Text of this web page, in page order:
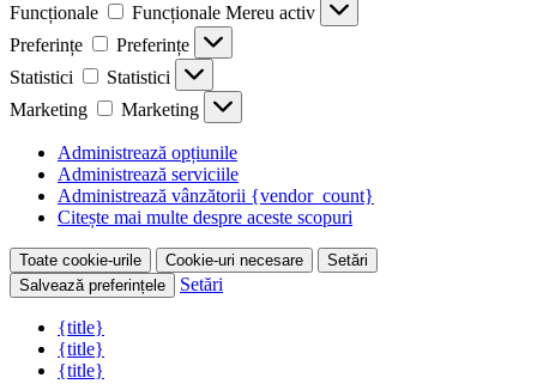
Funcționale
Funcționale Mereu activ
Preferințe
Preferințe
Statistici
Statistici
Marketing
Marketing
Administrează opțiunile
Administrează serviciile
Administrează vânzătorii {vendor_count}
Citește mai multe despre aceste scopuri
Toate cookie-urile Cookie-uri necesare
Setări
Salvează preferințele
Setări
{title}
{title}
{title}